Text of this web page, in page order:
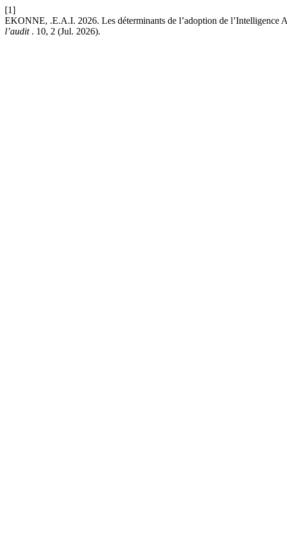
[1]
EKONNE, .E.A.I. 2026. Les déterminants de l’adoption de l’Intelligence
l’audit . 10, 2 (Jul. 2026).